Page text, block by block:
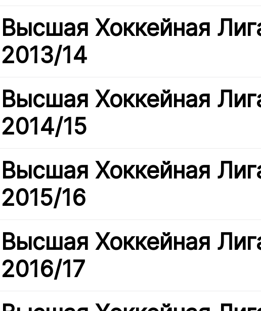
Высшая Хоккейная
2013/14
Высшая Хоккейная
2014/15
Высшая Хоккейная
2015/16
Высшая Хоккейная
2016/17